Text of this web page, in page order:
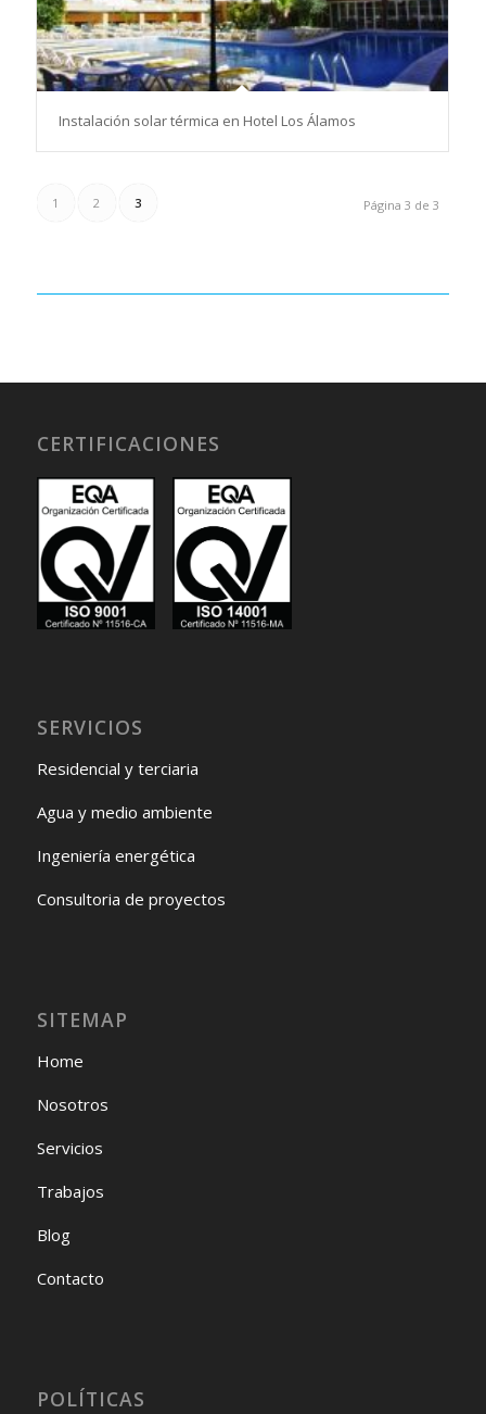
Instalación solar térmica en Hotel Los Álamos
Página 3 de 3
1 2 3
CERTIFICACIONES
SERVICIOS
Residencial y terciaria
Agua y medio ambiente
Ingeniería energética
Consultoria de proyectos
SITEMAP
Home
Nosotros
Servicios
Trabajos
Blog
Contacto
POLÍTICAS